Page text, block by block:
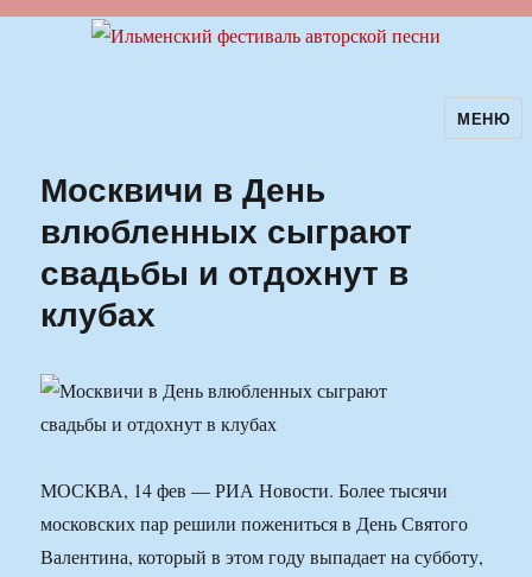
Ильменский фестиваль авторскойМЕНЮ
Москвичи в День
влюбленных сыграют
свадьбы и отдохнут в
клубах
МОСКВА, 14 фев — РИА Новости. Более тысячи
московских пар решили пожениться в День Святого
Валентина, который в этом году выпадает на субботу,